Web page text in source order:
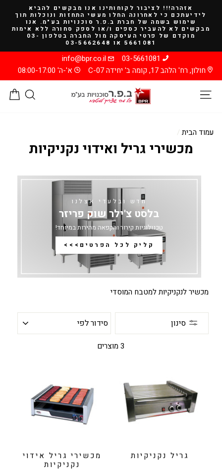
קריאה
אזהרה!!! לציבור לקוחותינו אנו מבקשים להביא
לידיעתכם כי לאחרונה החלו מעשי התחזות ונוכלות תוך
שימוש בשמה של חברת ב.פ.ר סוכנויות בע"מ. אנו
מבקשים לא להעביר כספים ו/או לספק סחורה ללא אימות
מוקדם של פרטי העיסקה מול החברה בטלפון 03-
5661081 או 03-5662648
03-5661081
info@bpr.co.il
חולון, רח' הלהב 17, קומה ב' יחידה C-07
א'-ה' 08:00-17:00
עמוד הבית /
מכשירי גריל ואידוי נקניקיות
חדש ובלעדי אצלנו
בלסט צ'ילר שוק פריזר
טכנולוגיות קירור והקפאה מהירות במיוחד!
קליק לכל הפרטים>>>
מכשיר לנקניקיות למטבח המוסדי
סינון
סידור
לפי
3 מוצרים
גריל נקניקיות
מכשירי גריל אידוי
נקניקיות